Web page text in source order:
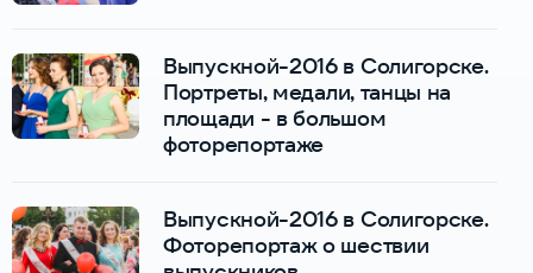
Выпускной-2016 в Солигорске.
Портреты, медали, танцы на
площади - в большом
фоторепортаже
Выпускной-2016 в Солигорске.
Фоторепортаж о шествии